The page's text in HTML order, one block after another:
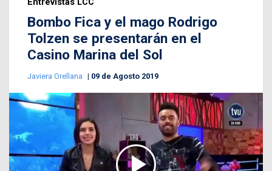
Bombo Fica y el mago Rodrigo
Tolzen se presentarán en el
Casino Marina del Sol
Javiera Orellana 09 de Agosto 2019